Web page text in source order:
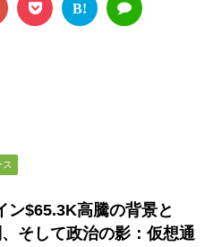
B!
ン$65.3K高騰の背景と
そして政治の影：仮想通